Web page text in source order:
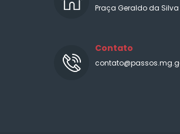
Praça Geraldo da Silva
Contato